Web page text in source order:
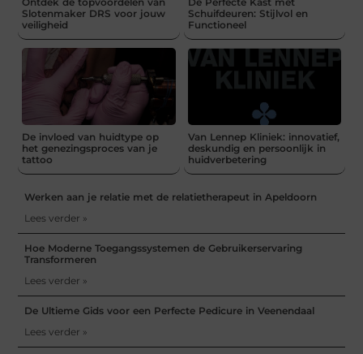
Slotenmaker DRS voor jouw
veiligheid
Schuifdeuren: Stijlvol en
Functioneel
De invloed van huidtype op
het genezingsproces van je
tattoo
Van Lennep Kliniek: innovatief,
deskundig en persoonlijk in
huidverbetering
Werken aan je relatie met de relatietherapeut in Apeldoorn
Lees verder »
Hoe Moderne Toegangssystemen de Gebruikerservaring
Transformeren
Lees verder »
De Ultieme Gids voor een Perfecte Pedicure in Veenendaal
Lees verder »